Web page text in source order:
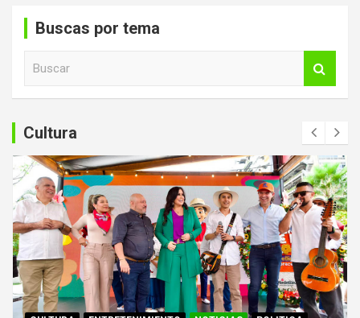
Buscas por tema
a
r
Cultura